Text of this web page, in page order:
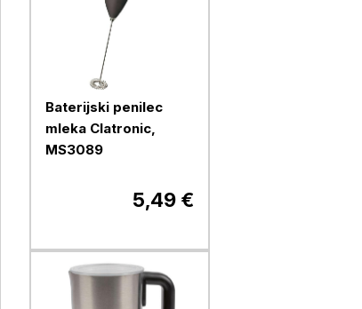
Baterijski penilec
mleka Clatronic,
MS3089
5,49 €